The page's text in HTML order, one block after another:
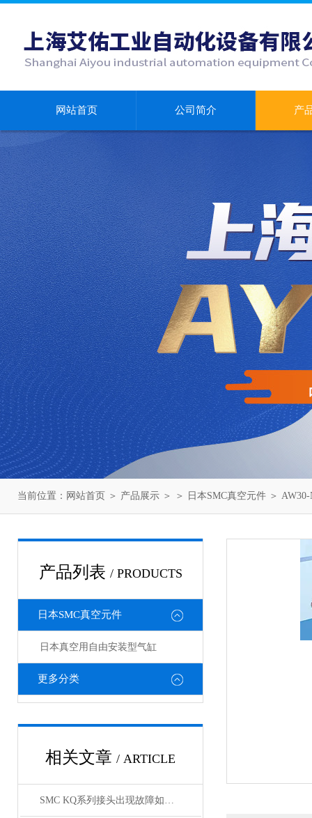
网站首页 公司简介 产
当前位置： 网站首页 ＞ 产品展示 ＞ ＞ 日本SMC真空元件 ＞
产品列表 / PRODUCTS
日本SMC真空元件
日本真空用自由安装型气缸
更多分类
相关文章 / ARTICLE
SMC KQ系列接头出现故障如何处理，KQ接头原装正品